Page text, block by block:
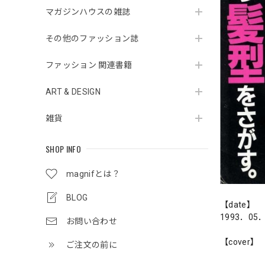
マガジンハウスの雑誌
その他のファッション誌
ファッション 関連書籍
ART & DESIGN
雑貨
SHOP INFO
magnifとは？
BLOG
お問い合わせ
ご注文の前に
【date】
1993．05
【cover】